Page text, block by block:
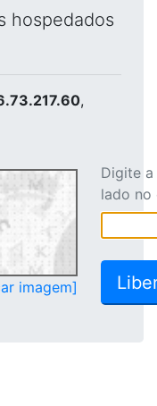
hospedados
,
imagem]
Digite
lado no